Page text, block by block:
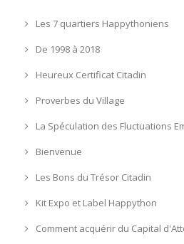
Les 7 quartiers Happythoniens
De 1998 à 2018
Heureux Certificat Citadin
Proverbes du Village
La Spéculation des Fluctuations
Bienvenue
Les Bons du Trésor Citadin
Kit Expo et Label Happython
Comment acquérir du Capital